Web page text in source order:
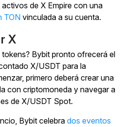
activos de X Empire con una
TON vinculada a su cuenta.
X
tokens? Bybit pronto ofrecerá el
X/USDT para la
primero deberá crear una
con criptomoneda y navegar a
de X/USDT Spot.
Bybit celebra dos eventos